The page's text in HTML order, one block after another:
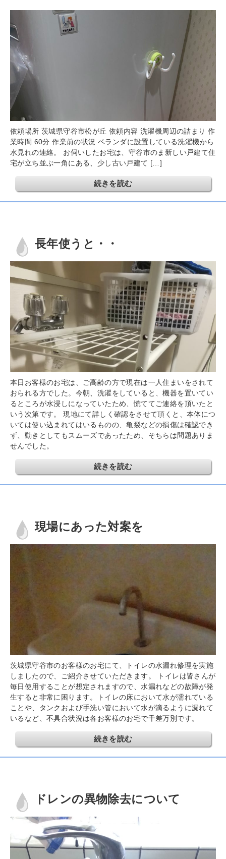
依頼場所 茨城県守谷市松が丘 依頼内容 洗濯機周辺の詰まり 作
業時間 60分 作業前の状況 ベランダに設置している洗濯機から
水見れの連絡。 お伺いしたお宅は、守谷市のま新しい戸建て住
宅が立ち並ぶ一角にある、少し古い戸建て […]
続きを読む
長年使うと・・
本日お客様のお宅は、ご高齢の方で現在は一人住まいをされて
おられる方でした。今朝、洗濯をしていると、機器を置いてい
るところが水浸しになっていたため、慌ててご連絡を頂いたと
いう次第です。 現地にて詳しく確認をさせて頂くと、本体につ
いては使い込まれてはいるものの、亀裂などの損傷は確認でき
ず、動きとしてもスムーズであったため、そちらは問題ありま
せんでした。
続きを読む
現場にあった対案を
茨城県守谷市のお客様のお宅にて、トイレの水漏れ修理を実施
しましたので、ご紹介させていただきます。 トイレは皆さんが
毎日使用することが想定されますので、水漏れなどの故障が発
生すると非常に困ります。トイレの床において水が濡れている
ことや、タンクおよび手洗い管において水が滴るように漏れて
いるなど、不具合状況は各お客様のお宅で千差万別です。
続きを読む
ドレンの異物除去について